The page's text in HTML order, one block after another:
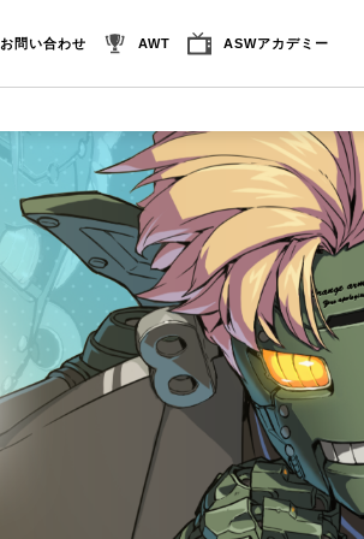
お問い合わせ AWT ASWアカデミー